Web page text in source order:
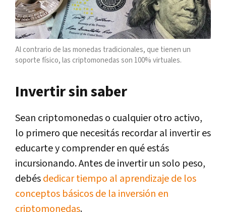
Al contrario de las monedas tradicionales, que tienen un
soporte físico, las criptomonedas son 100% virtuales.
Invertir sin saber
Sean criptomonedas o cualquier otro activo,
lo primero que necesitás recordar al invertir es
educarte y comprender en qué estás
incursionando. Antes de invertir un solo peso,
debésdedicar tiempo al aprendizaje de los
conceptos básicos de la inversión en
criptomonedas.